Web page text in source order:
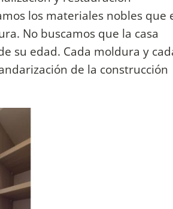
los materiales nobles que
No buscamos que la casa
su edad. Cada moldura y
de la construcción